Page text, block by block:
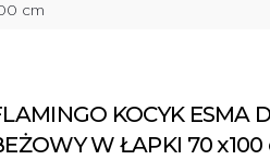
cm
KOCYK ESMA
W ŁAPKI 70